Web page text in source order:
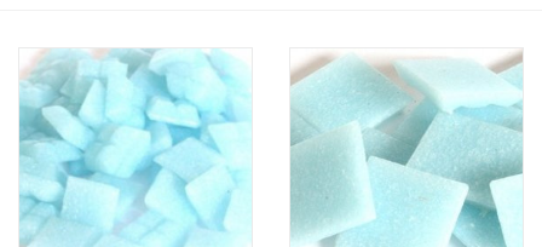
Hoe mozaïeken?
Video-instructies
Klantbeoordelingen